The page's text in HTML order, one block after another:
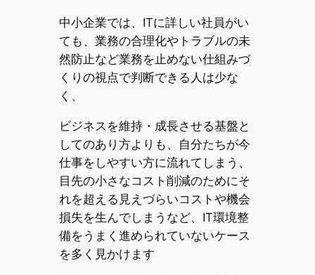
中小企業では、ITに詳しい社員がい
ても、業務の合理化やトラブルの未
然防止など業務を止めない仕組みづ
くりの視点で判断できる人は少な
く、
ビジネスを維持・成長させる基盤と
してのあり方よりも、自分たちが今
仕事をしやすい方に流れてしまう、
目先の小さなコスト削減のためにそ
れを超える見えづらいコストや機会
損失を生んでしまうなど、IT環境整
備をうまく進められていないケース
を多く見かけます